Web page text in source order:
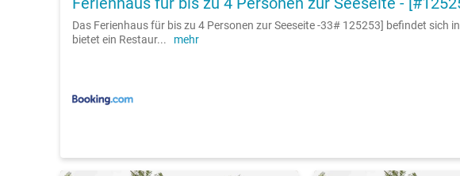
Das Ferienhaus für bis zu 4 Personen zur Seeseite -33# 125253] befindet sich
bietet ein Restaur... mehr